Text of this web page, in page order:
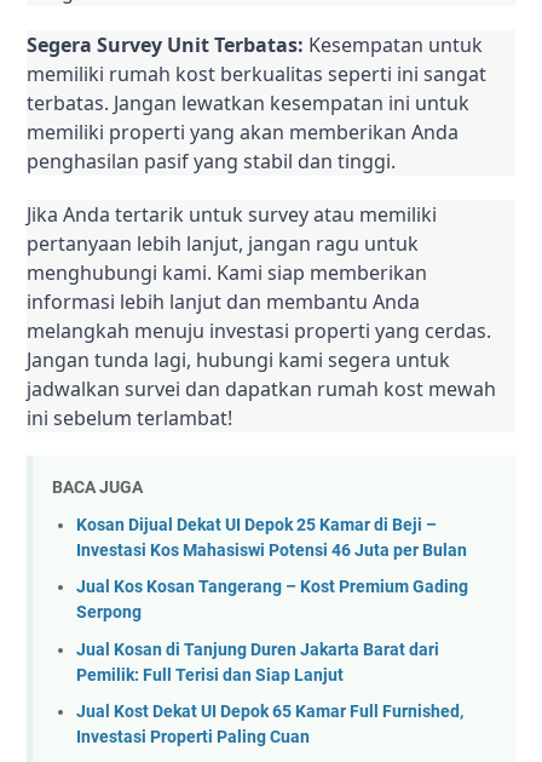
Segera Survey Unit Terbatas: Kesempatan untuk
memiliki rumah kost berkualitas seperti ini sangat
terbatas. Jangan lewatkan kesempatan ini untuk
memiliki properti yang akan memberikan Anda
penghasilan pasif yang stabil dan tinggi.
Jika Anda tertarik untuk survey atau memiliki
pertanyaan lebih lanjut, jangan ragu untuk
menghubungi kami. Kami siap memberikan
informasi lebih lanjut dan membantu Anda
melangkah menuju investasi properti yang cerdas.
Jangan tunda lagi, hubungi kami segera untuk
jadwalkan survei dan dapatkan rumah kost mewah
ini sebelum terlambat!
BACA JUGA
Kosan Dijual Dekat UI Depok 25 Kamar di Beji –
Investasi Kos Mahasiswi Potensi 46 Juta per Bulan
Jual Kos Kosan Tangerang – Kost Premium Gading
Serpong
Jual Kosan di Tanjung Duren Jakarta Barat dari
Pemilik: Full Terisi dan Siap Lanjut
Jual Kost Dekat UI Depok 65 Kamar Full Furnished,
Investasi Properti Paling Cuan